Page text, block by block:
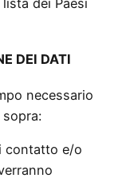
dei Paesi
DEI DATI
necessario
contatto e/o